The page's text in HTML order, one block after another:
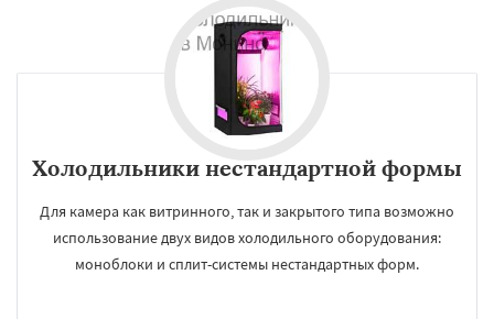
Холодильники нестандартной формы
Для камера как витринного, так и закрытого типа возможно
использование двух видов холодильного оборудования:
моноблоки и сплит-системы нестандартных форм.